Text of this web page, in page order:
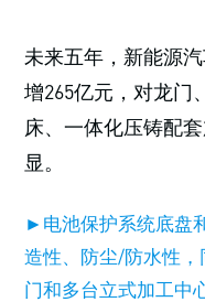
未来五年，新能源
增265亿元，对龙门
床、一体化压铸配
显。
►电池保护系统底盘
造性、防尘/防水性
门和多台立式加工中